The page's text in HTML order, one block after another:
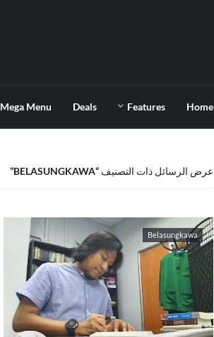
Home
Features
Deals
Mega Menu
عرض الرسائل ذات التصنيف BELASUNGKAWA
Belasungkawa